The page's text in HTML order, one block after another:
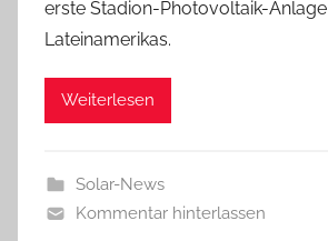
erste Stadion-Photovoltaik-Anlage
Lateinamerikas.
Weiterlesen
Solar-News
Kommentar hinterlassen